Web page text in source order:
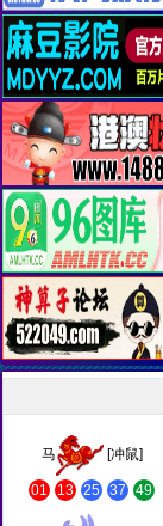
马 [冲鼠]
01 13 25 37 49